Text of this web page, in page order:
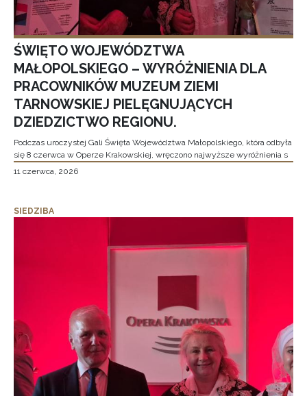
ŚWIĘTO WOJEWÓDZTWA
MAŁOPOLSKIEGO – WYRÓŻNIENIA DLA
PRACOWNIKÓW MUZEUM ZIEMI
TARNOWSKIEJ PIELĘGNUJĄCYCH
DZIEDZICTWO REGIONU.
Podczas uroczystej Gali Święta Województwa Małopolskiego, która odbyła
się 8 czerwca w Operze Krakowskiej, wręczono najwyższe wyróżnienia s
11 czerwca, 2026
SIEDZIBA